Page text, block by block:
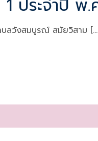
ประจำปี พ.
บลวังสมบูรณ์ สมัยวิสาม